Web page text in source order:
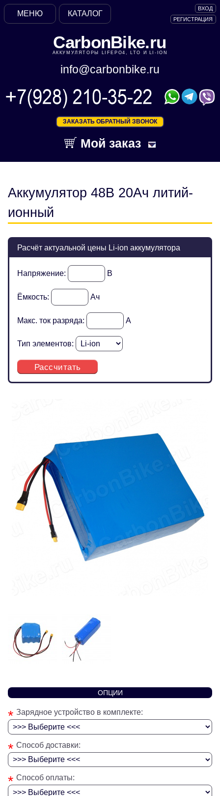
CarbonBike.ru
АККУМУЛЯТОРЫ LIFEPO4, LTO И LI-ION
info@carbonbike.ru
ЗАКАЗАТЬ ОБРАТНЫЙ ЗВОНОК
Мой заказ
ВХОД
РЕГИСТРАЦИЯ
КАТАЛОГ
МЕНЮ
Аккумулятор 48В 20Ач литий-
ионный
Расчёт актуальной цены Li-ion аккумулятора
Напряжение: В
Ёмкость: Ач
Макс. ток разряда: А
Тип элементов:
Рассчитать
ОПЦИИ
* Зарядное устройство в комплекте:
* Способ доставки:
* Способ оплаты: